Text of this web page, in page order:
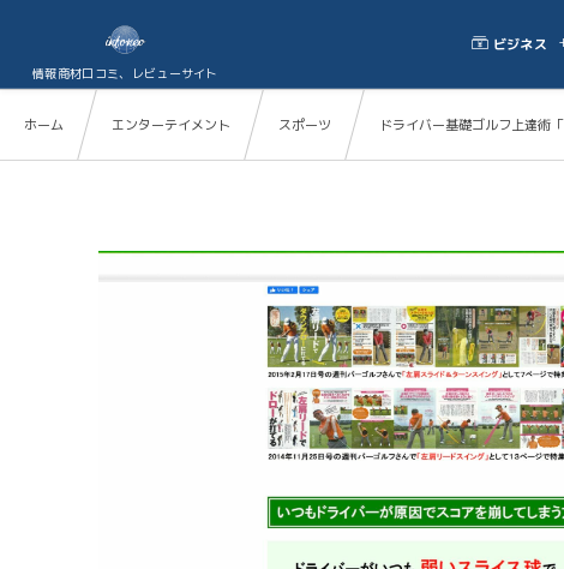
情報商材口コミ、レビューサイト
ビジネス
ホーム エンターテイメント スポーツ ドライバー基礎ゴルフ上達術